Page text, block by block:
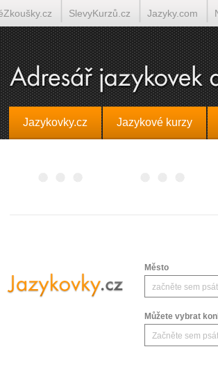
Jazykovky.cz Jazykové kurzy
Město
Můžete vybrat
SlevyKurzů.cz Jazyky.com
Překlady.cz Překládá.cz Tlumočí.cz